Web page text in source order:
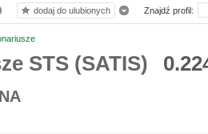
STS (SATIS)
dodaj do ulubionych Znajdź profil: